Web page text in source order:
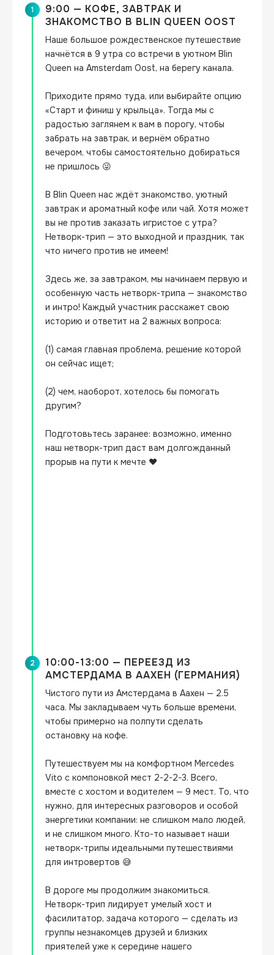
1
9:00 — КОФЕ, ЗАВТРАК И
ЗНАКОМСТВО В BLIN QUEEN OOST
Наше большое рождественское путешествие
начнётся в 9 утра со встречи в уютном Blin
Queen на Amsterdam Oost, на берегу канала.
Приходите прямо туда, или выбирайте опцию
«Старт и финиш у крыльца». Тогда мы с
радостью заглянем к вам в порогу, чтобы
забрать на завтрак, и вернём обратно
вечером, чтобы самостоятельно добираться
не пришлось 😜
В Blin Queen нас ждёт знакомство, уютный
завтрак и ароматный кофе или чай. Хотя может
вы не против заказать игристое с утра?
Нетворк-трип — это выходной и праздник, так
что ничего против не имеем!
Здесь же, за завтраком, мы начинаем первую и
особенную часть нетворк-трипа — знакомство
и интро! Каждый участник расскажет свою
историю и ответит на 2 важных вопроса:
(1) самая главная проблема, решение которой
он сейчас ищет;
(2) чем, наоборот, хотелось бы помогать
другим?
Подготовьтесь заранее: возможно, именно
наш нетворк-трип даст вам долгожданный
прорыв на пути к мечте ❤️
2
10:00-13:00 — ПЕРЕЕЗД ИЗ
АМСТЕРДАМА В ААХЕН (ГЕРМАНИЯ)
Чистого пути из Амстердама в Аахен — 2.5
часа. Мы закладываем чуть больше времени,
чтобы примерно на полпути сделать
остановку на кофе.
Путешествуем мы на комфортном Mercedes
Vito с компоновкой мест 2-2-2-3. Всего,
вместе с хостом и водителем — 9 мест. То, что
нужно, для интересных разговоров и особой
энергетики компании: не слишком мало людей,
и не слишком много. Кто-то называет наши
нетворк-трипы идеальными путешествиями
для интровертов 😅
В дороге мы продолжим знакомиться.
Нетворк-трип лидирует умелый хост и
фасилитатор, задача которого — сделать из
группы незнакомцев друзей и близких
приятелей уже к середине нашего